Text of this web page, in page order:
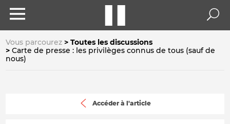
Vous parcourez
Toutes les discussions
Carte de presse : les privilèges connus de tous (sauf de
nous)
Accéder à l'article